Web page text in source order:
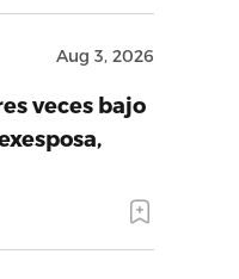
Aug 3, 2026
veces bajo